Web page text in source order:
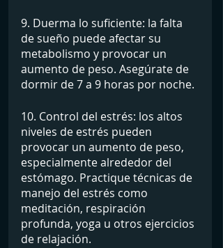
9. Duerma lo suficiente: la falta
de sueño puede afectar su
metabolismo y provocar un
aumento de peso. Asegúrate de
dormir de 7 a 9 horas por noche.
10. Control del estrés: los altos
niveles de estrés pueden
provocar un aumento de peso,
especialmente alrededor del
estómago. Practique técnicas de
manejo del estrés como
meditación, respiración
profunda, yoga u otros ejercicios
de relajación.